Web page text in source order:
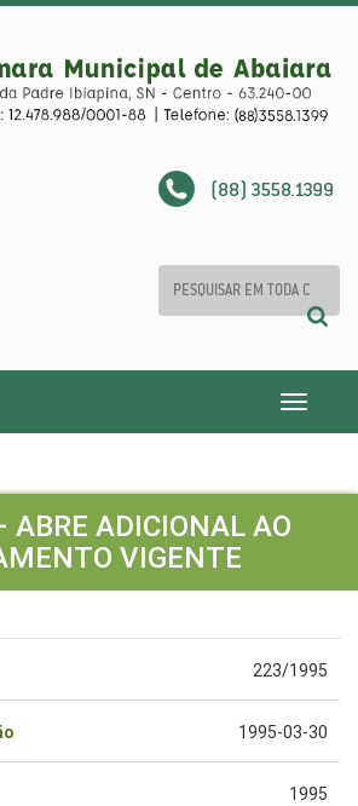
(88) 3558.1399
Toggle
ABRE ADICIONAL AO
VIGENTE
223/1995
1995-03-30
1995